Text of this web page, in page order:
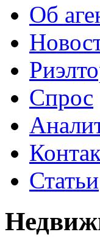
Об
Спрос
Статьи